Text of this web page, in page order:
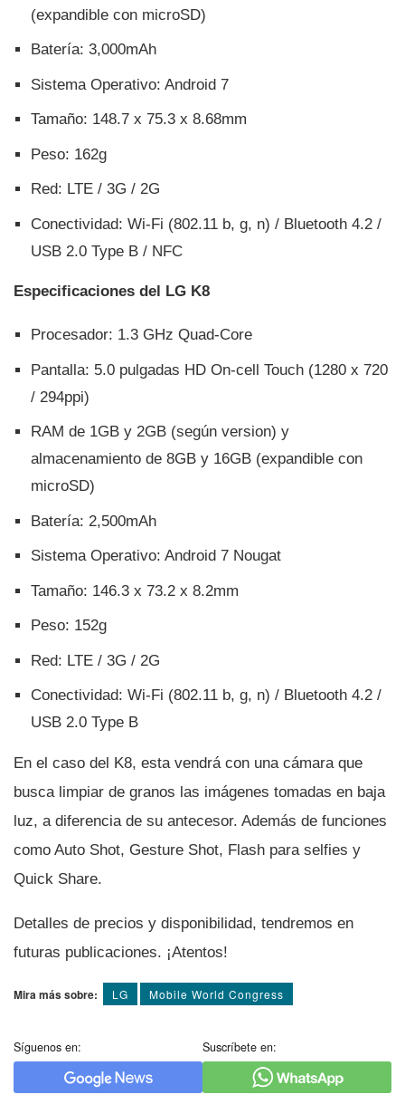
(expandible con microSD)
Baterí­a: 3,000mAh
Sistema Operativo: Android 7
Tamaño: 148.7 x 75.3 x 8.68mm
Peso: 162g
Red: LTE / 3G / 2G
Conectividad: Wi-Fi (802.11 b, g, n) / Bluetooth 4.2 /
USB 2.0 Type B / NFC
Especificaciones del LG K8
Procesador: 1.3 GHz Quad-Core
Pantalla: 5.0 pulgadas HD On-cell Touch (1280 x 720
/ 294ppi)
RAM de 1GB y 2GB (según version) y
almacenamiento de 8GB y 16GB (expandible con
microSD)
Baterí­a: 2,500mAh
Sistema Operativo: Android 7 Nougat
Tamaño: 146.3 x 73.2 x 8.2mm
Peso: 152g
Red: LTE / 3G / 2G
Conectividad: Wi-Fi (802.11 b, g, n) / Bluetooth 4.2 /
USB 2.0 Type B
En el caso del K8, esta vendrá con una cámara que
busca limpiar de granos las imágenes tomadas en baja
luz, a diferencia de su antecesor. Además de funciones
como Auto Shot, Gesture Shot, Flash para selfies y
Quick Share.
Detalles de precios y disponibilidad, tendremos en
futuras publicaciones. ¡Atentos!
Mira más sobre: LG Mobile World Congress
Síguenos en: Suscríbete en: